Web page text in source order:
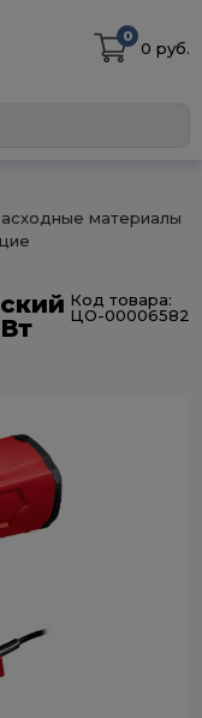
0
0 руб.
материалы
Код товара:
ЦО-00006582